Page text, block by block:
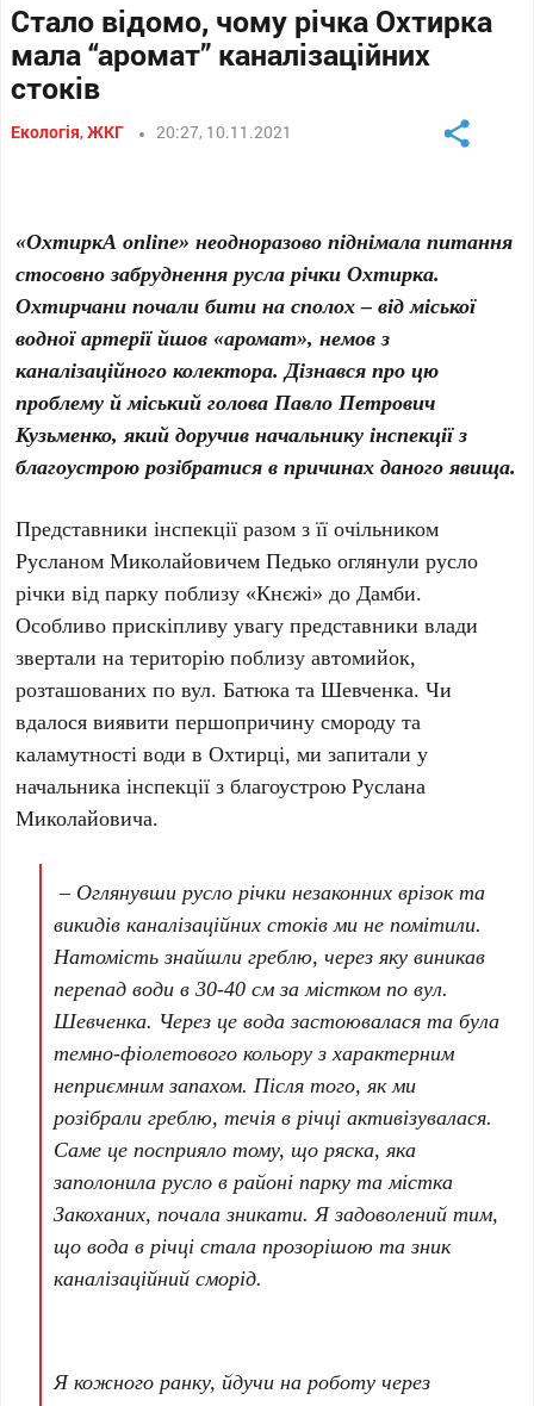
Стало відомо, чому річка Охтирка
мала “аромат” каналізаційних
стоків
Екологія,ЖКГ 20:27, 10.11.2021
«ОхтиркА online» неодноразово піднімала питання
стосовно забруднення русла річки Охтирка.
Охтирчани почали бити на сполох – від міської
водної артерії йшов «аромат», немов з
каналізаційного колектора. Дізнався про цю
проблему й міський голова Павло Петрович
Кузьменко, який доручив начальнику інспекції з
благоустрою розібратися в причинах даного явища.
Представники інспекції разом з її очільником
Русланом Миколайовичем Педько оглянули русло
річки від парку поблизу «Кнєжі» до Дамби.
Особливо прискіпливу увагу представники влади
звертали на територію поблизу автомийок,
розташованих по вул. Батюка та Шевченка. Чи
вдалося виявити першопричину смороду та
каламутності води в Охтирці, ми запитали у
начальника інспекції з благоустрою Руслана
Миколайовича.
– Оглянувши русло річки незаконних врізок та
викидів каналізаційних стоків ми не помітили.
Натомість знайшли греблю, через яку виникав
перепад води в 30-40 см за містком по вул.
Шевченка. Через це вода застоювалася та була
темно-фіолетового кольору з характерним
неприємним запахом. Після того, як ми
розібрали греблю, течія в річці активізувалася.
Саме це посприяло тому, що ряска, яка
заполонила русло в районі парку та містка
Закоханих, почала зникати. Я задоволений тим,
що вода в річці стала прозорішою та зник
каналізаційний сморід.
Я кожного ранку, йдучи на роботу через